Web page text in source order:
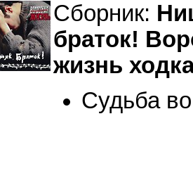
Сборник:
браток!
жизнь
Судьба